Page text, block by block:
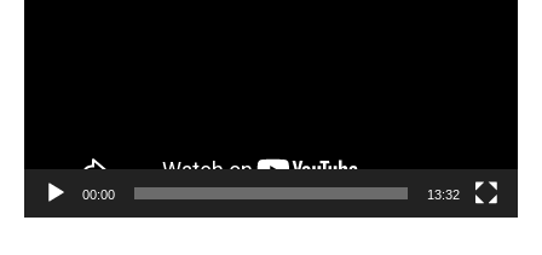
00:00 13:32